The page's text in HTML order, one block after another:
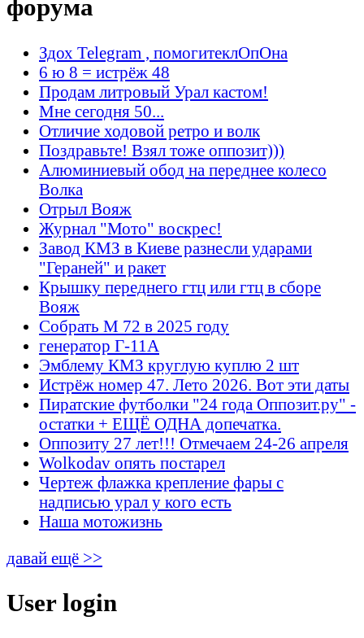
форума
Здох Telegram , помогитеклОпОна
6 ю 8 = истрёж 48
Продам литровый Урал кастом!
Мне сегодня 50...
Отличие ходовой ретро и волк
Поздравьте! Взял тоже оппозит)))
Алюминиевый обод на переднее колесо
Волка
Отрыл Вояж
Журнал "Мото" воскрес!
Завод КМЗ в Киеве разнесли ударами
"Гераней" и ракет
Крышку переднего гтц или гтц в сборе
Вояж
Собрать М 72 в 2025 году
генератор Г-11А
Эмблему КМЗ круглую куплю 2 шт
Истрёж номер 47. Лето 2026. Вот эти даты
Пиратские футболки "24 года Оппозит.ру" -
остатки + ЕЩЁ ОДНА допечатка.
Оппозиту 27 лет!!! Отмечаем 24-26 апреля
Wolkodav опять постарел
Чертеж флажка крепление фары с
надписью урал у кого есть
Наша мотожизнь
давай ещё >>
User login